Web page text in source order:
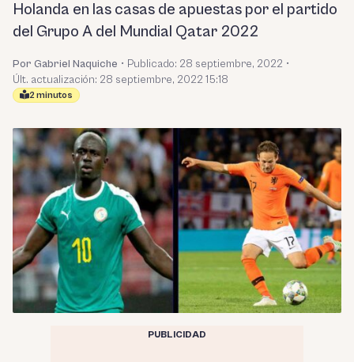
Holanda en las casas de apuestas por el partido
del Grupo A del Mundial Qatar 2022
Por Gabriel Naquiche • Publicado: 28 septiembre, 2022 •
Últ. actualización: 28 septiembre, 2022 15:18
2 minutos
PUBLICIDAD